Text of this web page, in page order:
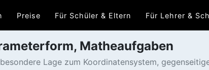
Preise Für Schüler & Eltern Für Lehrer &
Matheaufgaben
Lage zum Koordinatensystem,